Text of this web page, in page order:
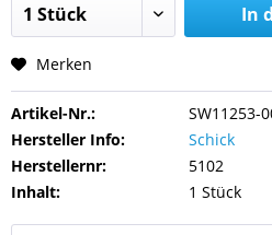
In
Merken
Artikel-Nr.:
SW11253-
Hersteller Info:
Schick
Herstellernr:
5102
Inhalt:
1 Stück